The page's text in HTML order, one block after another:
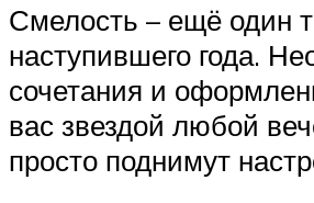
Смелость – ещё один
наступившего года.
сочетания и
вас звездой любой
просто поднимут